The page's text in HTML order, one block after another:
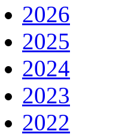
2026
2025
2024
2023
2022